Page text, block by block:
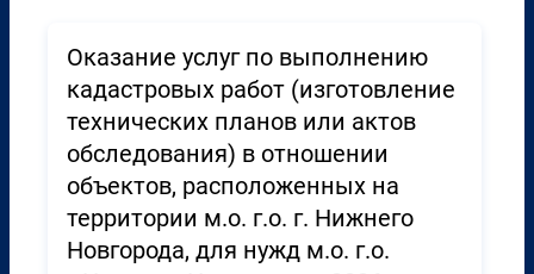
Оказание услуг по выполнению
кадастровых работ (изготовление
технических планов или актов
обследования) в отношении
объектов, расположенных на
территории м.о. г.о. г. Нижнего
Новгорода, для нужд м.о. г.о.